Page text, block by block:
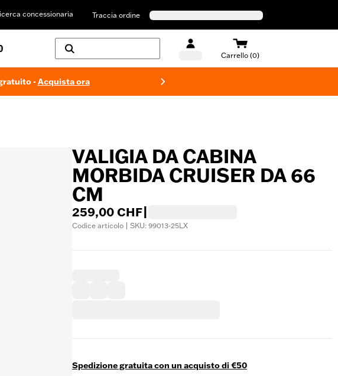
concessionaria Traccia ordine
Carrello (0)
-Acquista ora
VALIGIA DA CABINA
MORBIDA CRUISER DA 66
CM
259,00 CHF
Codice articolo | SKU: 99013-25LX
Spedizione gratuita con un acquisto di €50